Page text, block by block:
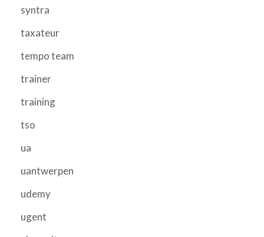
syntra
taxateur
tempo team
trainer
training
tso
ua
uantwerpen
udemy
ugent